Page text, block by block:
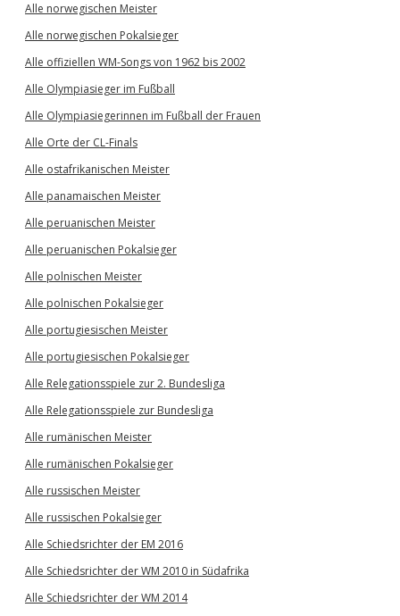
Alle norwegischen Meister
Alle norwegischen Pokalsieger
Alle offiziellen WM-Songs von 1962 bis 2002
Alle Olympiasieger im Fußball
Alle Olympiasiegerinnen im Fußball der Frauen
Alle Orte der CL-Finals
Alle ostafrikanischen Meister
Alle panamaischen Meister
Alle peruanischen Meister
Alle peruanischen Pokalsieger
Alle polnischen Meister
Alle polnischen Pokalsieger
Alle portugiesischen Meister
Alle portugiesischen Pokalsieger
Alle Relegationsspiele zur 2. Bundesliga
Alle Relegationsspiele zur Bundesliga
Alle rumänischen Meister
Alle rumänischen Pokalsieger
Alle russischen Meister
Alle russischen Pokalsieger
Alle Schiedsrichter der EM 2016
Alle Schiedsrichter der WM 2010 in Südafrika
Alle Schiedsrichter der WM 2014